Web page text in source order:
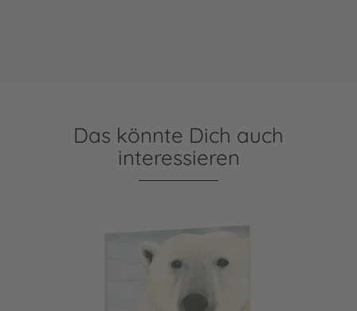
Das könnte Dich auch
interessieren